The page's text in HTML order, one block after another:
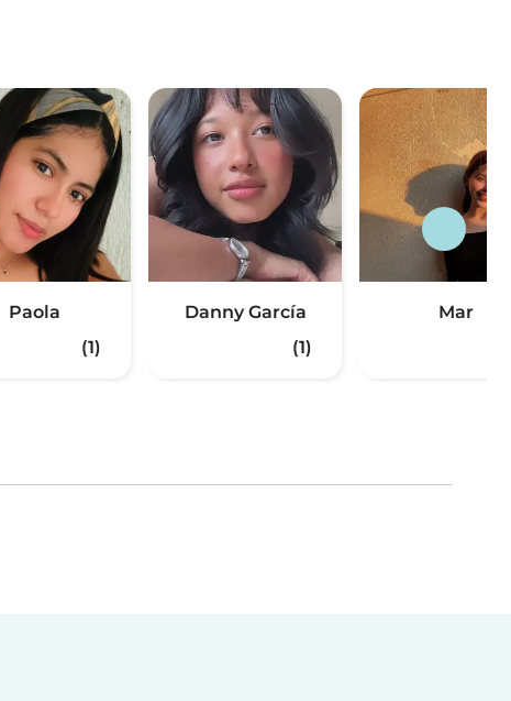
Paola
(1)
Danny García
(1)
Mar